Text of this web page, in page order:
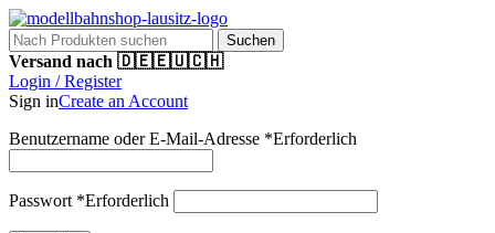
Suchen
Versand nach 🇩🇪🇪🇺🇨🇭
Login / Register
Sign inCreate an Account
Benutzername oder E-Mail-Adresse *Erforderlich
Passwort *Erforderlich